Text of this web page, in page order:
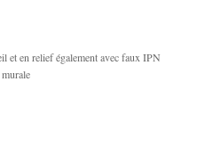
et en relief également avec faux IPN